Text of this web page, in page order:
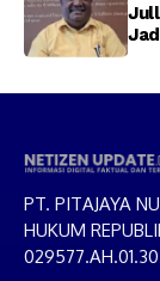
PT. PITAJAYA
HUKUM